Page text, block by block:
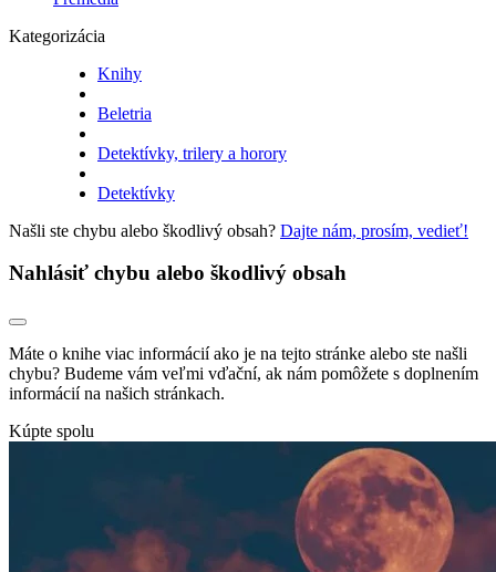
Kategorizácia
Knihy
Beletria
Detektívky, trilery a horory
Detektívky
Našli ste chybu alebo škodlivý obsah? Dajte nám, prosím, vedieť!
Nahlásiť chybu alebo škodlivý obsah
Máte o knihe viac informácií ako je na tejto stránke alebo ste našli
chybu? Budeme vám veľmi vďační, ak nám pomôžete s doplnením
informácií na našich stránkach.
Kúpte spolu